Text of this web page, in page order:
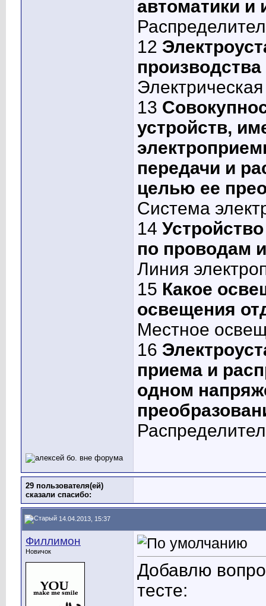
автоматики и
12
13
устройств,
передачи и
целью ее
Система
14
по проводам
Линия
15 Какое
освещения
Местное
16
приема и
одном
29 пользователя(ей)
сказали cпасибо:
14.04.2013, 15:37
Филлимон
Новичок
Добавлю
тесте: